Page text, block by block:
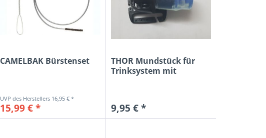
CAMELBAK Bürstenset
16,95 € *
15,99 € *
THOR Mundstück für
Trinksystem mit
9,95 € *